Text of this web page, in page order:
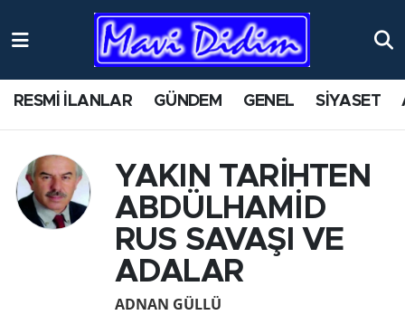
RESMİ İLANLAR GÜNDEM GENEL SİYASET
YAKIN TARİHTEN
ABDÜLHAMİD
RUS SAVAŞI VE
ADALAR
ADNAN GÜLLÜ
ANTİK YERLER
AYDIN
BİLİM VE TEKNOLOJİ
Nöbetçi Eczaneler
Namaz Vakitleri
Trafik Durumu
Süper Lig Puan Durumu ve Fikstür
Tüm Manşetler